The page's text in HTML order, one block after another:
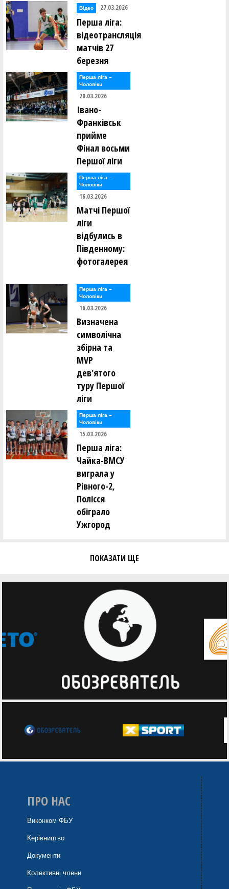
Відео 27.03.2026
Перша ліга:
відеотрансляція
матчів 27
березня
Перша лiга –
Чоловiки
20.03.2026
Івано-
Франківськ
прийме
Фінал восьми
Першої ліги
Перша лiга –
Чоловiки
16.03.2026
Матчі Першої
ліги
відбулись в
Південному:
фотогалерея
Перша лiга –
Чоловiки
16.03.2026
Визначена
символічна
збірна та
MVP
дев'ятого
туру Першої
ліги
Перша лiга –
Чоловiки
15.03.2026
Перша ліга:
Чайка-ВМСУ
виграла у
Рівного-2,
Полісся
обіграло
Ужгород
ПОКАЗАТИ ЩЕ
ПРО НАС
Виконком ФБУ
Керівництво
Документи
Колективні члени